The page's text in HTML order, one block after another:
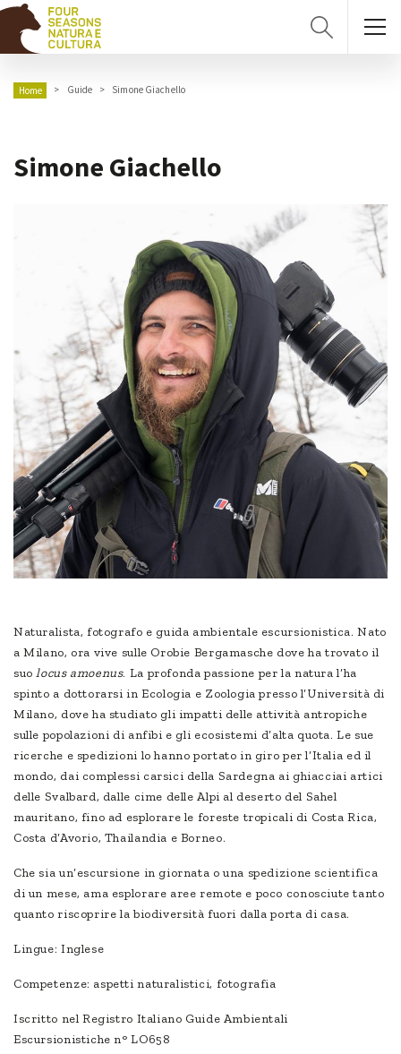
Home Guide Simone Giachello
Simone Giachello
Naturalista, fotografo e guida ambientale escursionistica. Nato
a Milano, ora vive sulle Orobie Bergamasche dove ha trovato il
suolocus amoenus. La profonda passione per la natura l’ha
spinto a dottorarsi in Ecologia e Zoologia presso l’Università di
Milano, dove ha studiato gli impatti delle attività antropiche
sulle popolazioni di anfibi e gli ecosistemi d’alta quota. Le sue
ricerche e spedizioni lo hanno portato in giro per l’Italia ed il
mondo, dai complessi carsici della Sardegna ai ghiacciai artici
delle Svalbard, dalle cime delle Alpi al deserto del Sahel
mauritano, fino ad esplorare le foreste tropicali di Costa Rica,
Costa d’Avorio, Thailandia e Borneo.
Che sia un’escursione in giornata o una spedizione scientifica
di un mese, ama esplorare aree remote e poco conosciute tanto
quanto riscoprire la biodiversità fuori dalla porta di casa.
Lingue: Inglese
Competenze: aspetti naturalistici, fotografia
Iscritto nel Registro Italiano Guide Ambientali
Escursionistiche n° LO658